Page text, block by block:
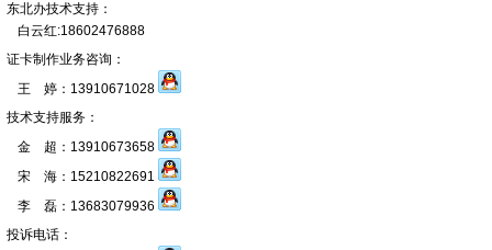
东北办技术支持：
白云红:18602476888
证卡制作业务咨询：
王 婷：13910671028
技术支持服务：
金 超：13910673658
宋 海：15210822691
李 磊：13683079936
投诉电话：